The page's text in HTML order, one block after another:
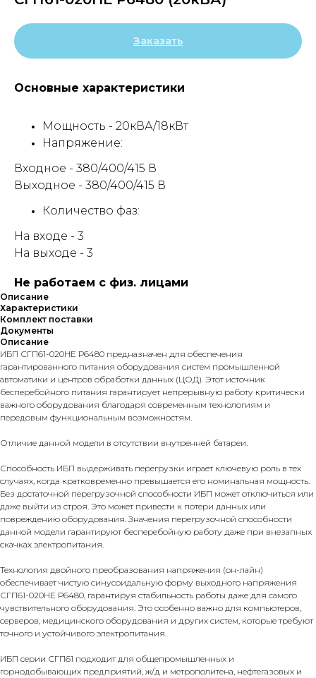
Заказать
Основные характеристики
Мощность - 20кВА/18кВт
Напряжение:
Входное - 380/400/415 В
Выходное - 380/400/415 В
Количество фаз:
На входе - 3
На выходе - 3
Не работаем с физ. лицами
Описание
Характеристики
Комплект поставки
Документы
Описание
ИБП СГП61-020НЕ Р6480 предназначен для обеспечения
гарантированного питания оборудования систем промышленной
автоматики и центров обработки данных (ЦОД). Этот источник
бесперебойного питания гарантирует непрерывную работу критически
важного оборудования благодаря современным технологиям и
передовым функциональным возможностям.
Отличие данной модели в отсутствии внутренней батареи.
Способность ИБП выдерживать перегрузки играет ключевую роль в тех
случаях, когда кратковременно превышается его номинальная мощность.
Без достаточной перегрузочной способности ИБП может отключиться или
даже выйти из строя. Это может привести к потери данных или
повреждению оборудования. Значения перегрузочной способности
данной модели гарантируют бесперебойную работу даже при внезапных
скачках электропитания.
Технология двойного преобразования напряжения (он-лайн)
обеспечивает чистую синусоидальную форму выходного напряжения
СГП61-020НЕ Р6480, гарантируя стабильность работы даже для самого
чувствительного оборудования. Это особенно важно для компьютеров,
серверов, медицинского оборудования и других систем, которые требуют
точного и устойчивого электропитания.
ИБП серии СГП61 подходит для общепромышленных и
горнодобывающих предприятий, ж/д и метрополитена, нефтегазовых и